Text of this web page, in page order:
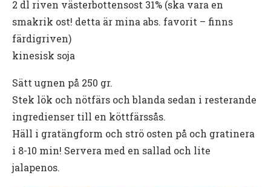
2 dl riven västerbottensost 31% (ska vara en
smakrik ost! detta är mina abs. favorit – finns
färdigriven)
kinesisk soja
Sätt ugnen på 250 gr.
Stek lök och nötfärs och blanda sedan i resterande
ingredienser till en köttfärssås.
Häll i gratängform och strö osten på och gratinera
i 8-10 min! Servera med en sallad och lite
jalapenos.